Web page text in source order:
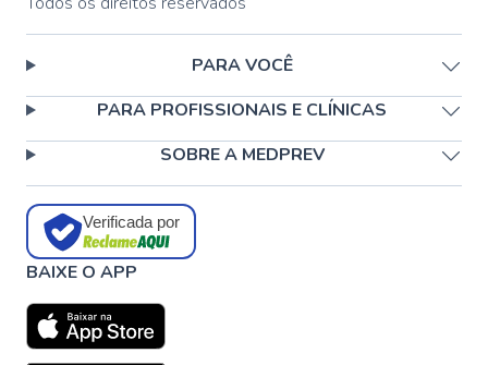
PARA VOCÊ
PARA PROFISSIONAIS E CLÍNICAS
SOBRE A MEDPREV
Verificada por
BAIXE O APP